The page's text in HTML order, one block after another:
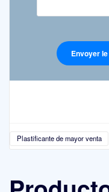
Plastificante de mayor venta